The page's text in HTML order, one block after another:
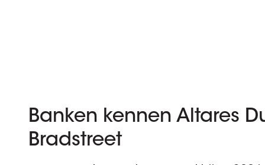
Banken kennen Altares
Bradstreet